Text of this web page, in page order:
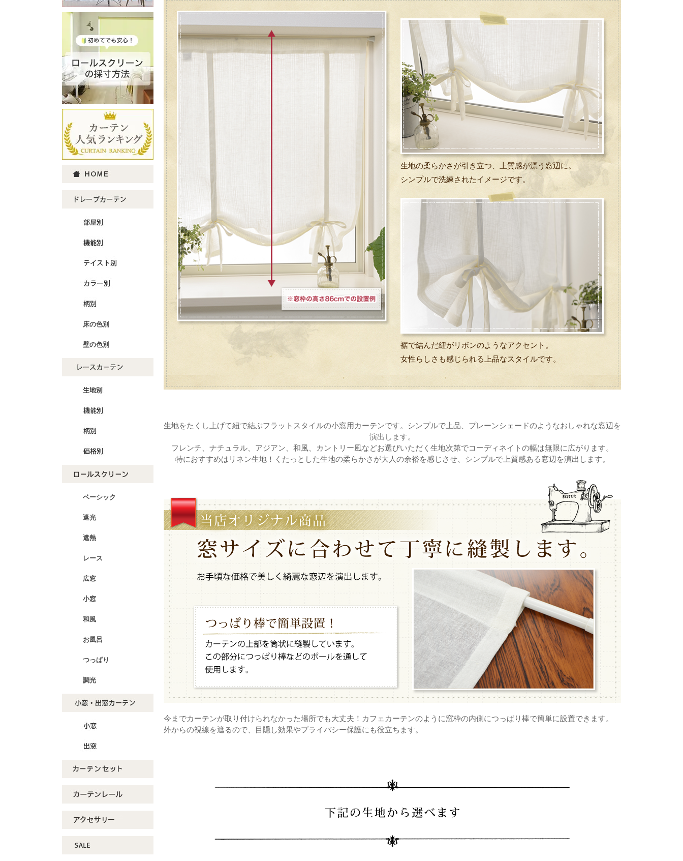
床の色別
壁の色別
ベーシック
遮光
遮熱
レース
広窓
小窓
和風
お風呂
つっぱり
調光
生地の柔らかさが引き立つ、上質感が漂う窓辺に。
シンプルで洗練されたイメージです。
裾で結んだ紐がリボンのようなアクセント。
女性らしさも感じられる上品なスタイルです。
生地をたくし上げて紐で結ぶフラットスタイルの小窓用カーテンです。シンプルで上品、プレーンシェードのようなおしゃれな窓辺を
演出します。
フレンチ、ナチュラル、アジアン、和風、カントリー風などお選びいただく生地次第でコーディネイトの幅は無限に広がります。
特におすすめはリネン生地！くたっとした生地の柔らかさが大人の余裕を感じさせ、シンプルで上質感ある窓辺を演出します。
今までカーテンが取り付けられなかった場所でも大丈夫！カフェカーテンのように窓枠の内側につっぱり棒で簡単に設置できます。
外からの視線を遮るので、目隠し効果やプライバシー保護にも役立ちます。